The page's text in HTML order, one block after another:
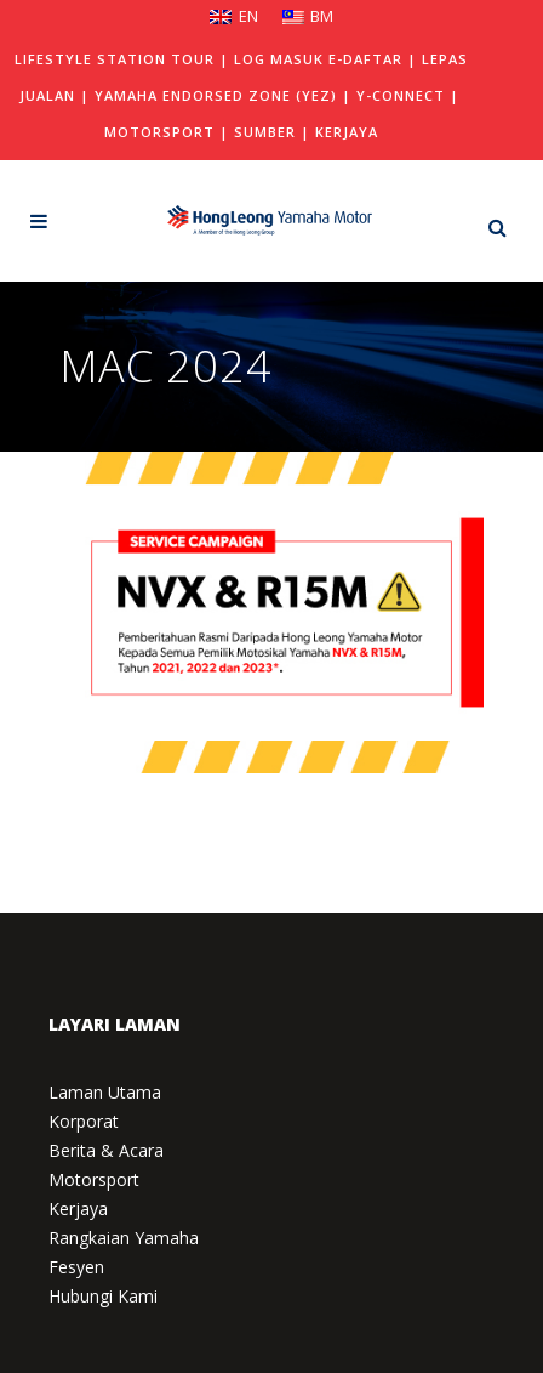
EN BM
LIFESTYLE STATION TOUR | LOG MASUK E-DAFTAR | LEPAS
JUALAN | YAMAHA ENDORSED ZONE (YEZ) | Y-CONNECT |
MOTORSPORT | SUMBER | KERJAYA
MAC 2024
HONG LEONG YAMAHA MOTOR TO
ALL YAMAHA NVX & R15M (2021,
2022 & 2023* OWNERS) FOR PARTS
2024
LAYARI LAMAN
Laman Utama
Korporat
Berita & Acara
Motorsport
Kerjaya
Rangkaian Yamaha
Fesyen
Hubungi Kami